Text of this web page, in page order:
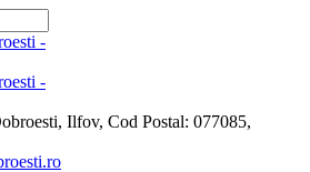
Ilfov, Cod Postal: 077085,